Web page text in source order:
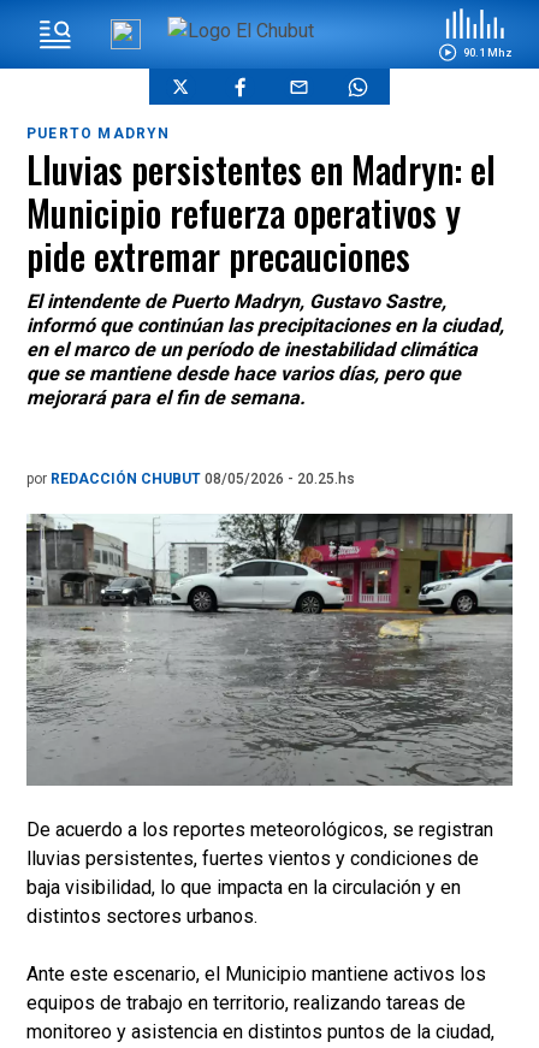
90.1 Mhz
PUERTO MADRYN
Lluvias persistentes en Madryn: el
Municipio refuerza operativos y
pide extremar precauciones
El intendente de Puerto Madryn, Gustavo Sastre,
informó que continúan las precipitaciones en la ciudad,
en el marco de un período de inestabilidad climática
que se mantiene desde hace varios días, pero que
mejorará para el fin de semana.
por REDACCIÓN CHUBUT 08/05/2026 - 20.25.hs
De acuerdo a los reportes meteorológicos, se registran
lluvias persistentes, fuertes vientos y condiciones de
baja visibilidad, lo que impacta en la circulación y en
distintos sectores urbanos.
Ante este escenario, el Municipio mantiene activos los
equipos de trabajo en territorio, realizando tareas de
monitoreo y asistencia en distintos puntos de la ciudad,